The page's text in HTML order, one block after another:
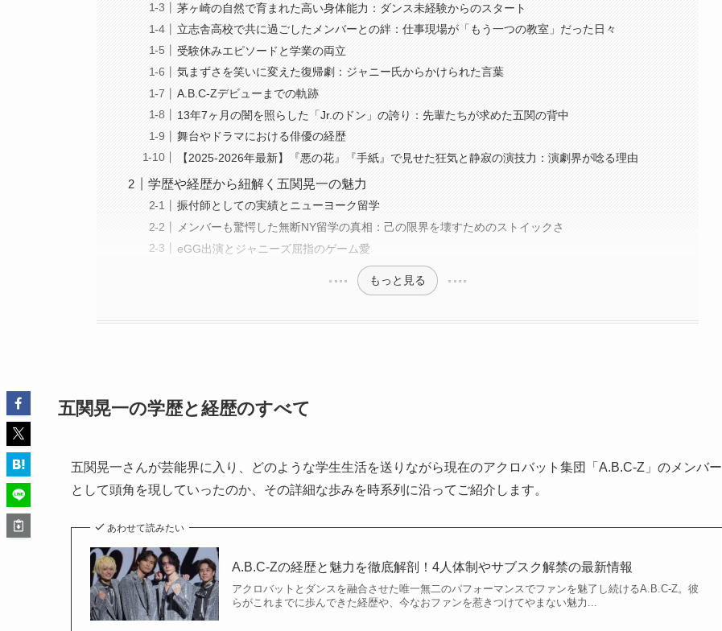
茅ヶ崎の自然で育まれた高い身体能力：ダンス未経験からのスタート
立志舎高校で共に過ごしたメンバーとの絆：仕事現場が「もう一つの教室」だった日々
受験休みエピソードと学業の両立
気まずさを笑いに変えた復帰劇：ジャニー氏からかけられた言葉
A.B.C-Zデビューまでの軌跡
13年7ヶ月の闇を照らした「Jr.のドン」の誇り：先輩たちが求めた五関の背中
舞台やドラマにおける俳優の経歴
【2025-2026年最新】『悪の花』『手紙』で見せた狂気と静寂の演技力：演劇界が唸る理由
学歴や経歴から紐解く五関晃一の魅力
振付師としての実績とニューヨーク留学
メンバーも驚愕した無断NY留学の真相：己の限界を壊すためのストイックさ
eGG出演とジャニーズ屈指のゲーム愛
もっと見る
五関晃一の学歴と経歴のすべて
五関晃一さんが芸能界に入り、どのような学生生活を送りながら現在のアクロバット集団「A.B.C-Z」のメンバー
として頭角を現していったのか、その詳細な歩みを時系列に沿ってご紹介します。
あわせて読みたい
A.B.C-Zの経歴と魅力を徹底解剖！4人体制やサブスク解禁の最新情報
アクロバットとダンスを融合させた唯一無二のパフォーマンスでファンを魅了し続けるA.B.C-Z。彼
らがこれまでに歩んできた経歴や、今なおファンを惹きつけてやまない魅力...